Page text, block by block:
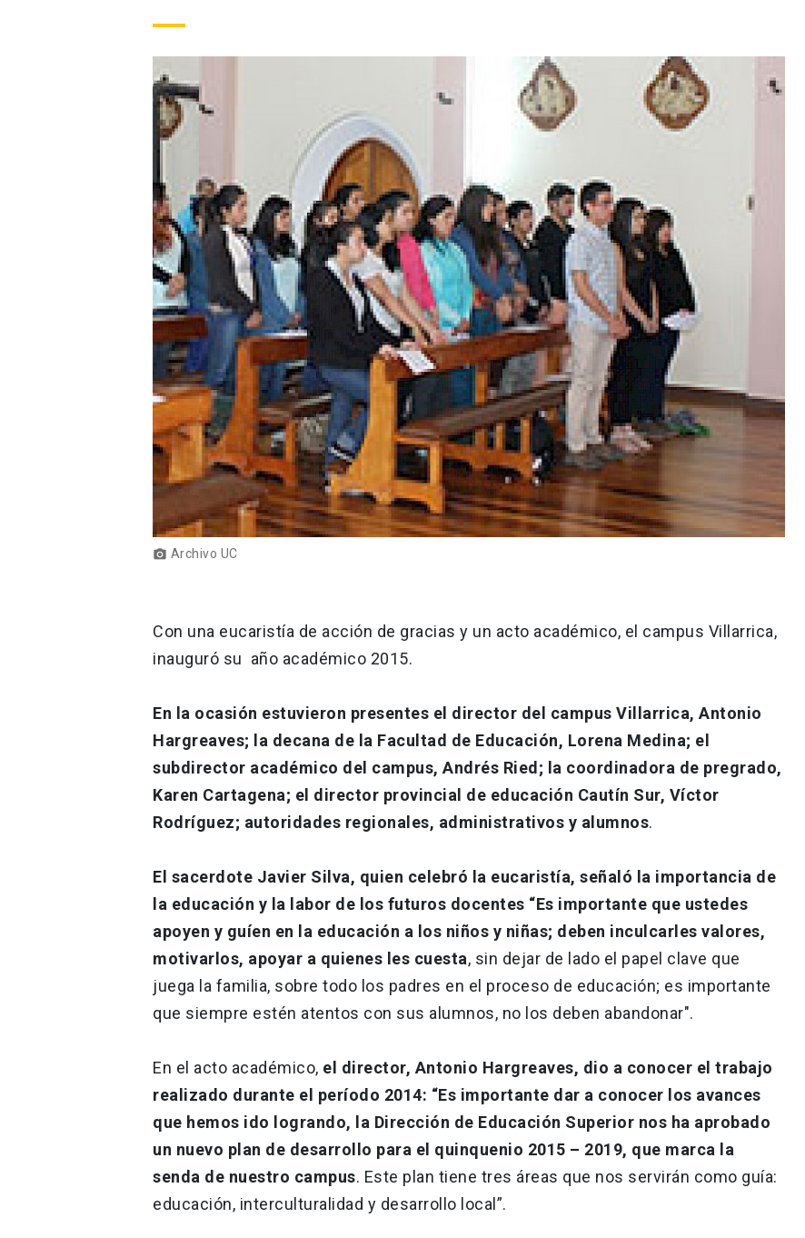
photo_camera Archivo UC
Con una eucaristía de acción de gracias y un acto académico, el campus Villarrica,
inauguró su año académico 2015.
En la ocasión estuvieron presentes el director del campus Villarrica, Antonio
Hargreaves; la decana de la Facultad de Educación, Lorena Medina; el
subdirector académico del campus, Andrés Ried; la coordinadora de pregrado,
Karen Cartagena; el director provincial de educación Cautín Sur, Víctor
Rodríguez; autoridades regionales, administrativos y alumnos.
El sacerdote Javier Silva, quien celebró la eucaristía, señaló la importancia de
la educación y la labor de los futuros docentes “Es importante que ustedes
apoyen y guíen en la educación a los niños y niñas; deben inculcarles valores,
motivarlos, apoyar a quienes les cuesta, sin dejar de lado el papel clave que
juega la familia, sobre todo los padres en el proceso de educación; es importante
que siempre estén atentos con sus alumnos, no los deben abandonar".
En el acto académico, el director, Antonio Hargreaves, dio a conocer el trabajo
realizado durante el período 2014: “Es importante dar a conocer los avances
que hemos ido logrando, la Dirección de Educación Superior nos ha aprobado
un nuevo plan de desarrollo para el quinquenio 2015 – 2019, que marca la
senda de nuestro campus. Este plan tiene tres áreas que nos servirán como guía:
educación, interculturalidad y desarrollo local”.